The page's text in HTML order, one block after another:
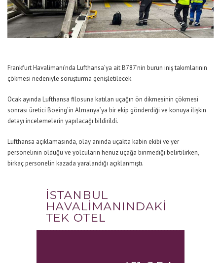
Frankfurt Havalimanı’nda Lufthansa’ya ait B787’nin burun iniş takımlarının
çökmesi nedeniyle soruşturma genişletilecek.
Ocak ayında Lufthansa filosuna katılan uçağın ön dikmesinin çökmesi
sonrası üretici Boeing’in Almanya’ya bir ekip gönderdiği ve konuya ilişkin
detayı incelemelerin yapılacağı bildirildi.
Lufthansa açıklamasında, olay anında uçakta kabin ekibi ve yer
personelinin olduğu ve yolcuların henüz uçağa binmediği belirtilirken,
birkaç personelin kazada yaralandığı açıklanmıştı.